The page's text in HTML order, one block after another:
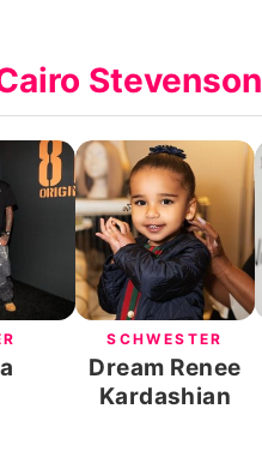
Stevenson
SCHWESTER
Dream Renee
Kardashian